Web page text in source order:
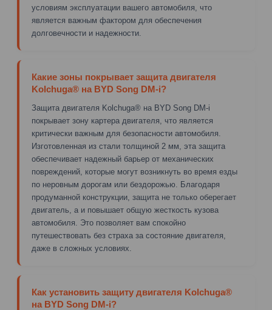
условиям эксплуатации вашего автомобиля, что
является важным фактором для обеспечения
долговечности и надежности.
Какие зоны покрывает защита двигателя
Kolchuga® на BYD Song DM-i?
Защита двигателя Kolchuga® на BYD Song DM-i
покрывает зону картера двигателя, что является
критически важным для безопасности автомобиля.
Изготовленная из стали толщиной 2 мм, эта защита
обеспечивает надежный барьер от механических
повреждений, которые могут возникнуть во время езды
по неровным дорогам или бездорожью. Благодаря
продуманной конструкции, защита не только оберегает
двигатель, а и повышает общую жесткость кузова
автомобиля. Это позволяет вам спокойно
путешествовать без страха за состояние двигателя,
даже в сложных условиях.
Как установить защиту двигателя Kolchuga®
на BYD Song DM-i?